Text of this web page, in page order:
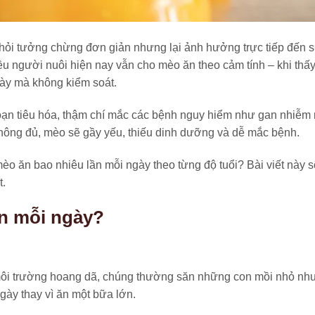
hỏi tưởng chừng đơn giản nhưng lại ảnh hưởng trực tiếp đến
người nuôi hiện nay vẫn cho mèo ăn theo cảm tính – khi thấy
mà không kiểm soát.
tiêu hóa, thậm chí mắc các bệnh nguy hiểm như gan nhiễm
đủ, mèo sẽ gầy yếu, thiếu dinh dưỡng và dễ mắc bệnh.
ăn bao nhiêu lần mỗi ngày theo từng độ tuổi? Bài viết này
mỗi ngày?
trường hoang dã, chúng thường săn những con mồi nhỏ
thay vì ăn một bữa lớn.